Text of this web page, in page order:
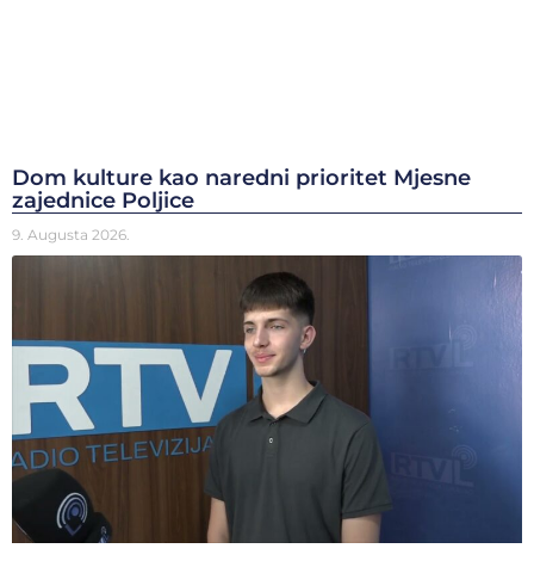
Dom kulture kao naredni prioritet Mjesne
zajednice Poljice
9. Augusta 2026.